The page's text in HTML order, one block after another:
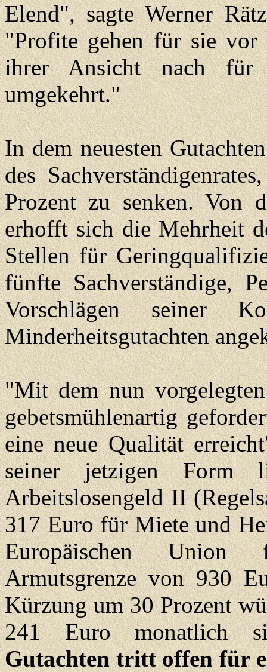
Elend", sagte Werner
"Profite gehen für sie vor
ihrer Ansicht nach
umgekehrt."
In dem neuesten
des
Prozent zu senken. Von
erhofft sich die Mehrheit
Stellen für
fünfte Sachverständige,
Vorschlägen seiner
Minderheitsgutachten
"Mit dem nun
gebetsmühlenartig
eine neue Qualität
seiner jetzigen Form
Arbeitslosengeld II
317 Euro für Miete und
Europäischen Union
Armutsgrenze von 930
Kürzung um 30 Prozent
241 Euro monatlich
Gutachten tritt offen für